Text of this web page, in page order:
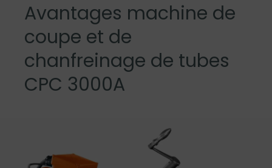
Avantages machine de
coupe et de
chanfreinage de tubes
CPC 3000A